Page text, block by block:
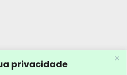
privacidade